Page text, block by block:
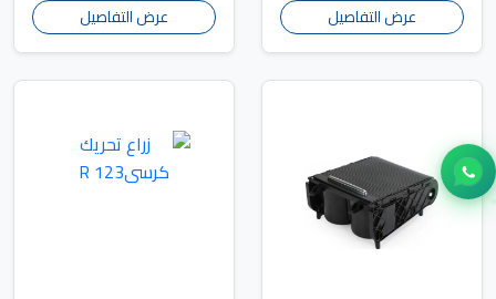
عرض التفاصيل عرض التفاصيل